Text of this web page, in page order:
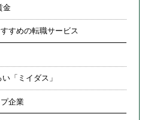
金
すめの転職サービス
「ミイダス」
企業